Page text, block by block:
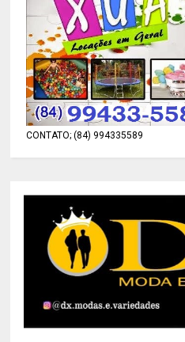
CONTATO; (84) 994335589